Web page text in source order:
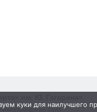
куки для наилучшего